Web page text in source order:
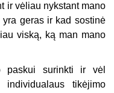
ir vėliau nykstant mano
geras ir kad sostinė
viską, ką man mano
paskui surinkti ir vėl
tikėjimo